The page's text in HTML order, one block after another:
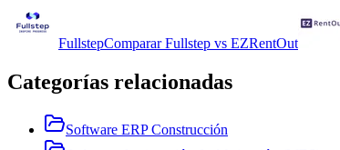
FullstepComparar Fullstep vs EZRentOut
Categorías relacionadas
Software ERP Construcción